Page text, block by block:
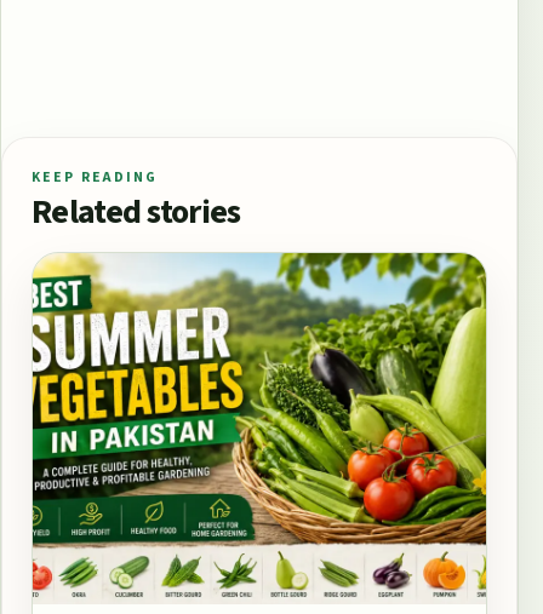
KEEP READING
Related stories